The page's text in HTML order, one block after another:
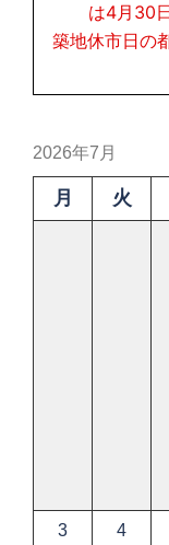
は4月30
築地休市日の
2026年7月
月 火
3 4